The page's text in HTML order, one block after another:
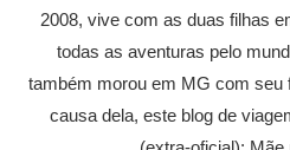
2008, vive com as duas filhas
todas as aventuras pelo
também morou em MG com seu
causa dela, este blog de